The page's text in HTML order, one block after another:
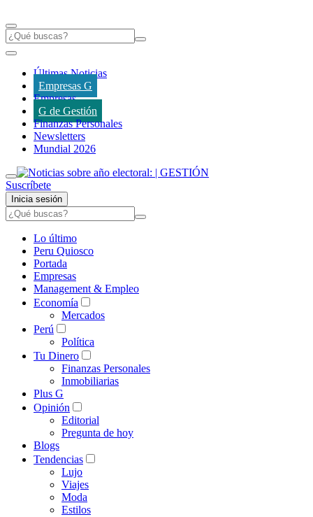
Últimas Noticias
Empresas G
Empresas
G de Gestión
Finanzas Personales
Newsletters
Mundial 2026
Suscríbete
Inicia sesión
Lo último
Peru Quiosco
Portada
Empresas
Management & Empleo
Economía
Mercados
Perú
Política
Tu Dinero
Finanzas Personales
Inmobiliarias
Plus G
Opinión
Editorial
Pregunta de hoy
Blogs
Tendencias
Lujo
Viajes
Moda
Estilos